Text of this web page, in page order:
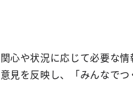
心や状況に応じて必要な情
見を反映し、「みんなでつ